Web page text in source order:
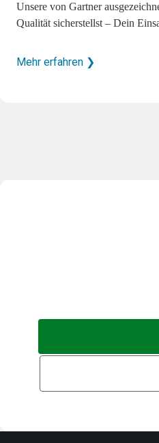
Unsere von Gartner
Qualität sicherstellst – Dein
Mehr erfahren ❯